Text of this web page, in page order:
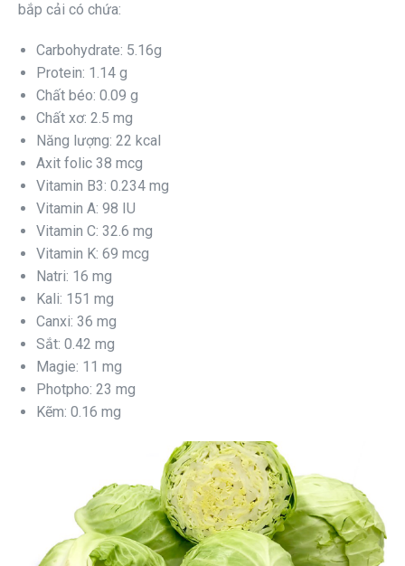
bắp cải có chứa:
Carbohydrate: 5.16g
Protein: 1.14 g
Chất béo: 0.09 g
Chất xơ: 2.5 mg
Năng lượng: 22 kcal
Axit folic 38 mcg
Vitamin B3: 0.234 mg
Vitamin A: 98 IU
Vitamin C: 32.6 mg
Vitamin K: 69 mcg
Natri: 16 mg
Kali: 151 mg
Canxi: 36 mg
Sắt: 0.42 mg
Magie: 11 mg
Photpho: 23 mg
Kẽm: 0.16 mg